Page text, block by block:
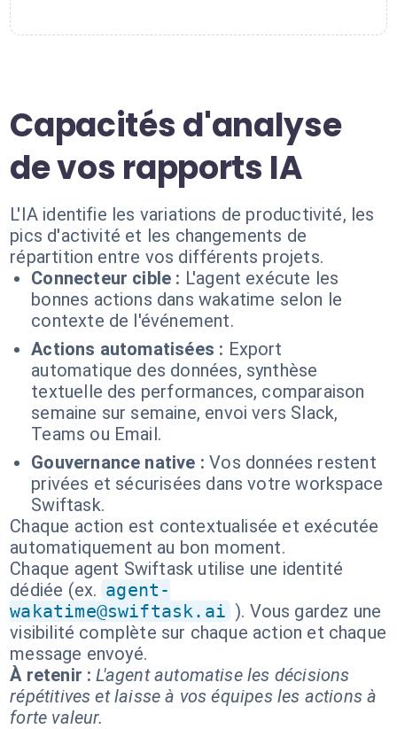
Capacités d'analyse
de vos rapports IA
L'IA identifie les variations de productivité, les
pics d'activité et les changements de
répartition entre vos différents projets.
Connecteur cible : L'agent exécute les
bonnes actions dans wakatime selon le
contexte de l'événement.
Actions automatisées : Export
automatique des données, synthèse
textuelle des performances, comparaison
semaine sur semaine, envoi vers Slack,
Teams ou Email.
Gouvernance native : Vos données restent
privées et sécurisées dans votre workspace
Swiftask.
Chaque action est contextualisée et exécutée
automatiquement au bon moment.
Chaque agent Swiftask utilise une identité
dédiée (ex. agent-
wakatime@swiftask.ai ). Vous gardez une
visibilité complète sur chaque action et chaque
message envoyé.
À retenir : L'agent automatise les décisions
répétitives et laisse à vos équipes les actions à
forte valeur.